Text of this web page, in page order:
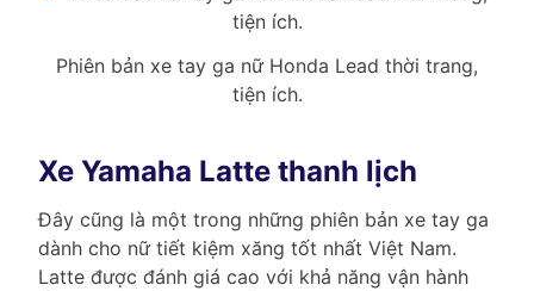
Phiên bản xe tay ga nữ Honda Lead thời trang,
tiện ích.
Xe Yamaha Latte thanh lịch
Đây cũng là một trong những phiên bản xe tay ga
dành cho nữ tiết kiệm xăng tốt nhất Việt Nam.
Latte được đánh giá cao với khả năng vận hành